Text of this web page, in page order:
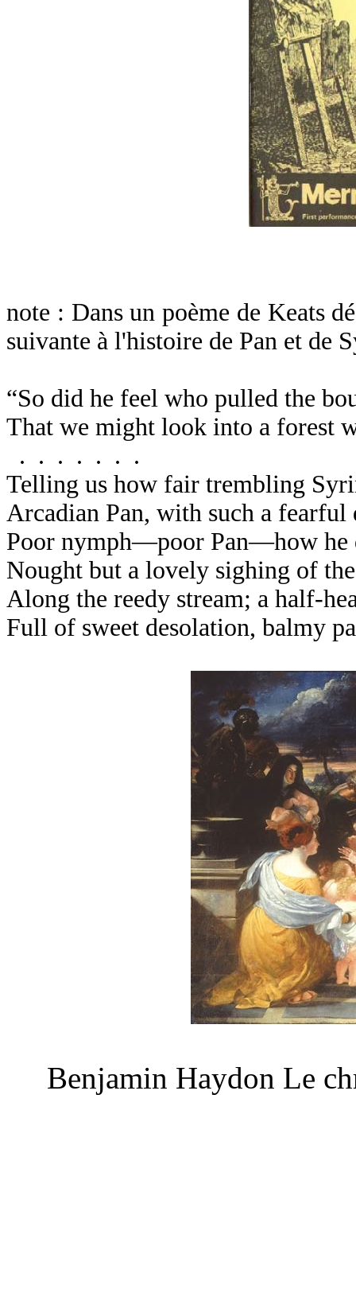
note : Dans un poème de Keats
suivante à l'histoire de Pan et de
“So did he feel who pulled the
That we might look into a forest
. . . . . . .
Telling us how fair trembling
Arcadian Pan, with such a fearful
Poor nymph—poor Pan—how he
Nought but a lovely sighing of
Along the reedy stream; a half-
Full of sweet desolation, balmy
Benjamin Haydon Le